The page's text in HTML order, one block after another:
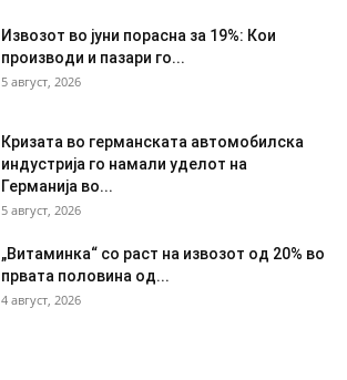
Извозот во јуни порасна за 19%: Кои
производи и пазари го...
5 август, 2026
Кризата во германската автомобилска
индустрија го намали уделот на
Германија во...
5 август, 2026
„Витаминка“ со раст на извозот од 20% во
првата половина од...
4 август, 2026